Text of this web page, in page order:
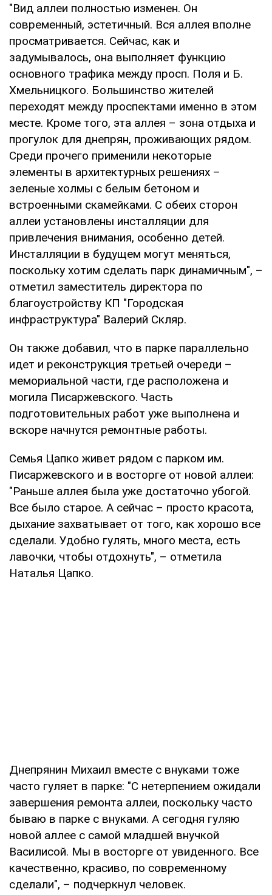
"Вид аллеи полностью изменен. Он
современный, эстетичный. Вся аллея вполне
просматривается. Сейчас, как и
задумывалось, она выполняет функцию
основного трафика между просп. Поля и Б.
Хмельницкого. Большинство жителей
переходят между проспектами именно в этом
месте. Кроме того, эта аллея – зона отдыха и
прогулок для днепрян, проживающих рядом.
Среди прочего применили некоторые
элементы в архитектурных решениях –
зеленые холмы с белым бетоном и
встроенными скамейками. С обеих сторон
аллеи установлены инсталляции для
привлечения внимания, особенно детей.
Инсталляции в будущем могут меняться,
поскольку хотим сделать парк динамичным", –
отметил заместитель директора по
благоустройству КП "Городская
инфраструктура" Валерий Скляр.
Он также добавил, что в парке параллельно
идет и реконструкция третьей очереди –
мемориальной части, где расположена и
могила Писаржевского. Часть
подготовительных работ уже выполнена и
вскоре начнутся ремонтные работы.
Семья Цапко живет рядом с парком им.
Писаржевского и в восторге от новой аллеи:
"Раньше аллея была уже достаточно убогой.
Все было старое. А сейчас – просто красота,
дыхание захватывает от того, как хорошо все
сделали. Удобно гулять, много места, есть
лавочки, чтобы отдохнуть", – отметила
Наталья Цапко.
Днепрянин Михаил вместе с внуками тоже
часто гуляет в парке: "С нетерпением ожидали
завершения ремонта аллеи, поскольку часто
бываю в парке с внуками. А сегодня гуляю
новой аллее с самой младшей внучкой
Василисой. Мы в восторге от увиденного. Все
качественно, красиво, по современному
сделали", – подчеркнул человек.